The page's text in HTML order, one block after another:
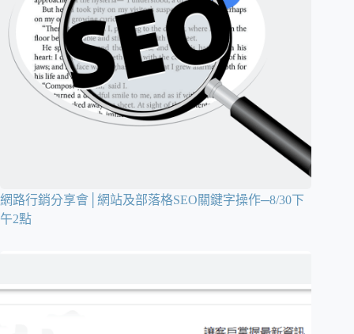
網路行銷分享會│網站及部落格SEO關鍵字操作─8/30下
午2點